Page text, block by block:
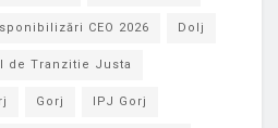
CEO 2026 Dolj
de Tranzitie Justa
Gorj IPJ Gorj